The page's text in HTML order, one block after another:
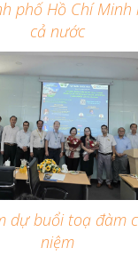
phố Hồ Chí
cả nước
dự buổi toạ đàm
niệm